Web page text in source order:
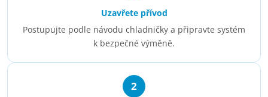
Uzavřete přívod
Postupujte podle návodu chladničky a připravte systém
k bezpečné výměně.
2